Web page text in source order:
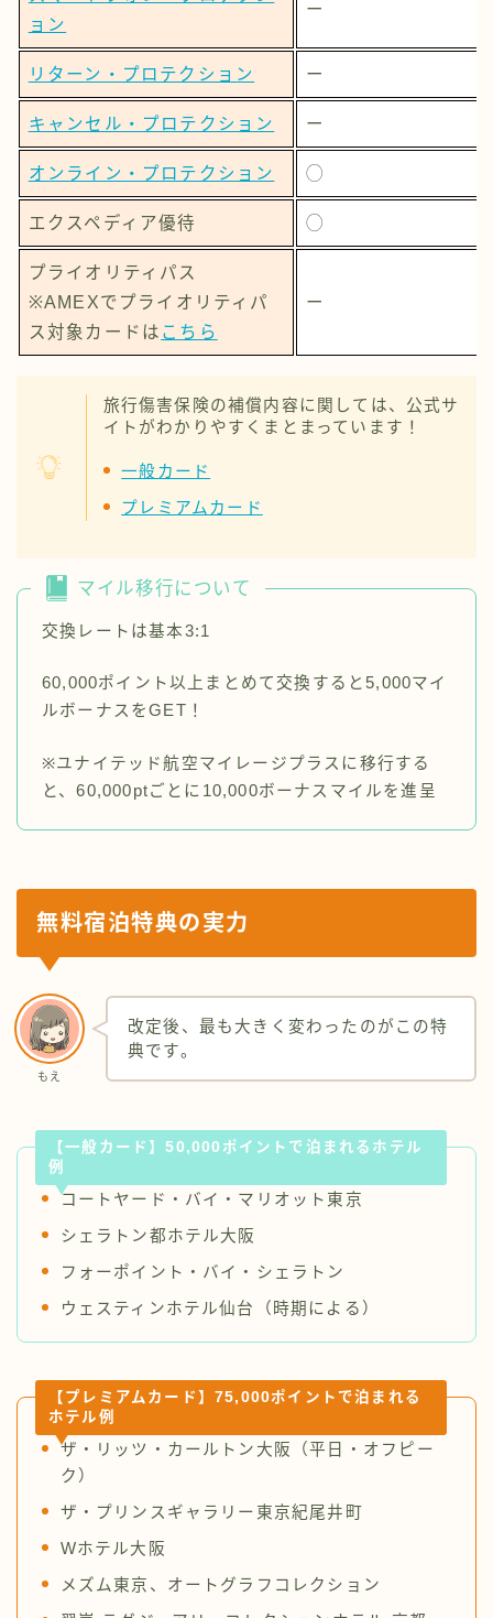
ョン
ー
リターン・プロテクション ー
キャンセル・プロテクション ー
オンライン・プロテクション ◯
エクスペディア優待 ◯
プライオリティパス
※AMEXでプライオリティパ
ス対象カードは こちら
ー
旅行傷害保険の補償内容に関しては、公式サ
イトがわかりやすくまとまっています！
一般カード
プレミアムカード
マイル移行について
交換レートは基本3:1
60,000ポイント以上まとめて交換すると5,000マイ
ルボーナスをGET！
※ユナイテッド航空マイレージプラスに移行する
と、60,000ptごとに10,000ボーナスマイルを進呈
無料宿泊特典の実力
もえ
改定後、最も大きく変わったのがこの特
典です。
【一般カード】50,000ポイントで泊まれるホテル
例
コートヤード・バイ・マリオット東京
シェラトン都ホテル大阪
フォーポイント・バイ・シェラトン
ウェスティンホテル仙台（時期による）
【 プレミアムカード】75,000ポイントで泊まれる
ホテル例
ザ・リッツ・カールトン大阪（平日・オフピー
ク）
ザ・プリンスギャラリー東京紀尾井町
Wホテル大阪
メズム東京、オートグラフコレクション